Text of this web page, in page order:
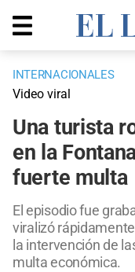
INTERNACIONALES
Video viral
Una turista
en la
fuerte multa
El episodio fue
viralizó
la intervención de
multa económica.